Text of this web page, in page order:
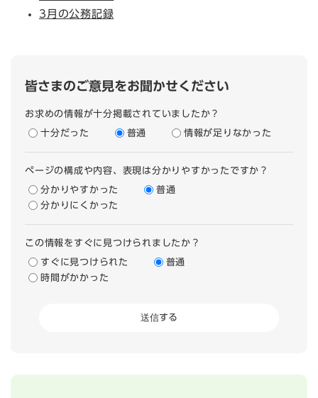
3月の公務記録
皆さまのご意見をお聞かせください
お求めの情報が十分掲載されていましたか？
十分だった 普通 情報が足りなかった
ページの構成や内容、表現は分かりやすかったですか？
分かりやすかった
普通
分かりにくかった
この情報をすぐに見つけられましたか？
すぐに見つけられた
普通
時間がかかった